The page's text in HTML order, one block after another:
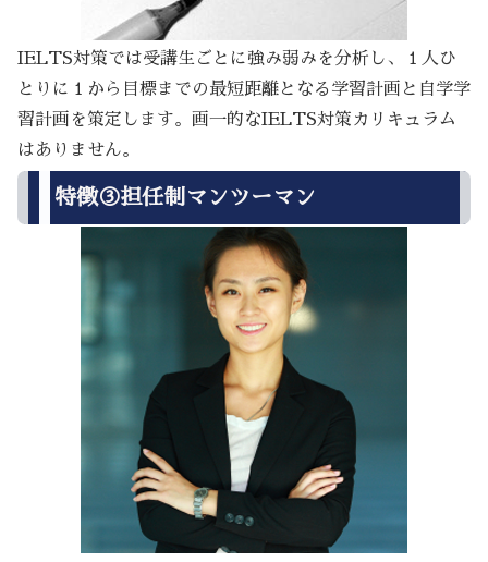
IELTS対策では受講生ごとに強み弱みを分析し、１人ひ
とりに１から目標までの最短距離となる学習計画と自学学
習計画を策定します。画一的なIELTS対策カリキュラム
はありません。
特徴③担任制マンツーマン